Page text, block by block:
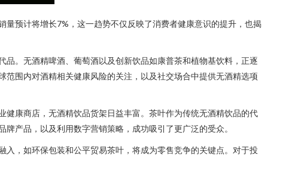
预计将增长7%，这一趋势不仅反映了消费者健康意识的提升，也揭
。无酒精啤酒、葡萄酒以及创新饮品如康普茶和植物基饮料，正逐
围内对酒精相关健康风险的关注，以及社交场合中提供无酒精选项
康商店，无酒精饮品货架日益丰富。茶叶作为传统无酒精饮品的代
产品，以及利用数字营销策略，成功吸引了更广泛的受众。
，如环保包装和公平贸易茶叶，将成为零售竞争的关键点。对于投